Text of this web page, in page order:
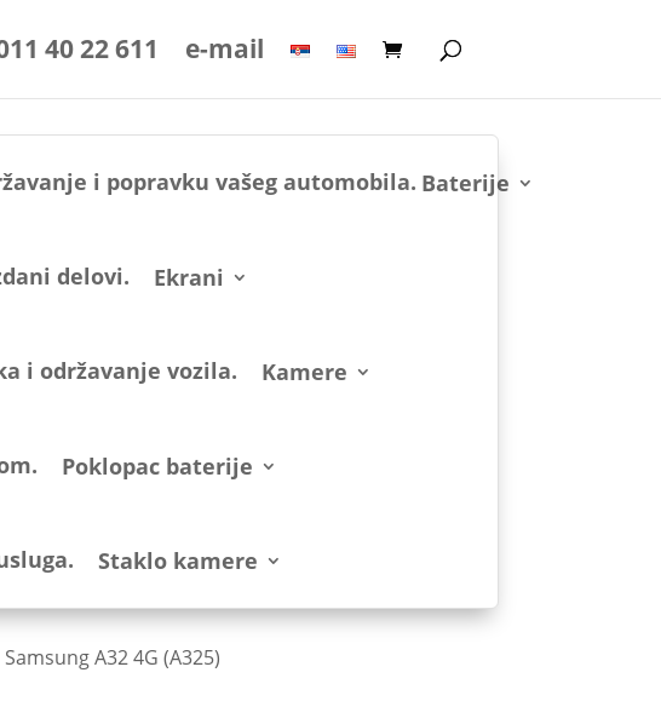
40 22 611 e-mail
Baterije
Ekrani
Kamere
Poklopac baterije
Staklo kamere
A32 4G (A325)